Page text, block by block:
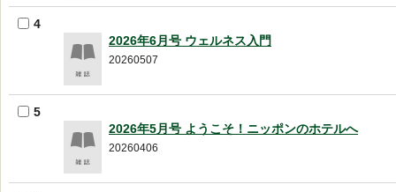
4
2026年6月号 ウェルネス入門
20260507
5
2026年5月号 ようこそ！ニッポンのホテルへ
20260406